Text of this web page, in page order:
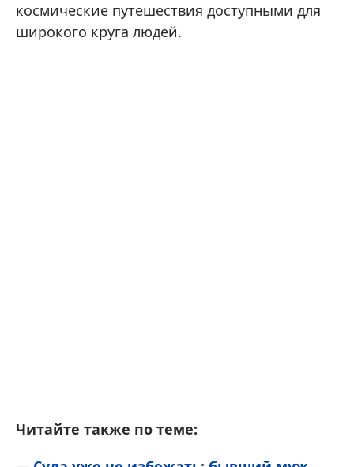
космические путешествия доступными для
широкого круга людей.
Читайте также по теме: